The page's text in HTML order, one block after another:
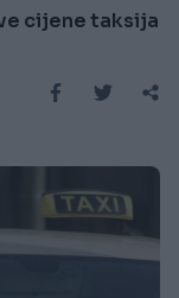
cijene taksija